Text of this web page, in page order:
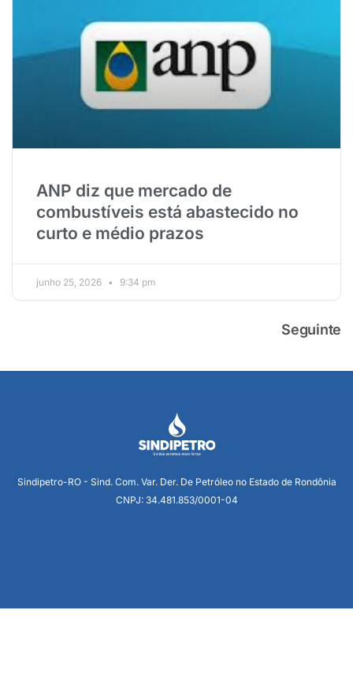
ANP diz que mercado de
combustíveis está abastecido no
curto e médio prazos
junho 25, 2026 9:34 pm
Seguinte
Sindipetro-RO - Sind. Com. Var. Der. De Petróleo no Estado de Rondônia
CNPJ: 34.481.853/0001-04